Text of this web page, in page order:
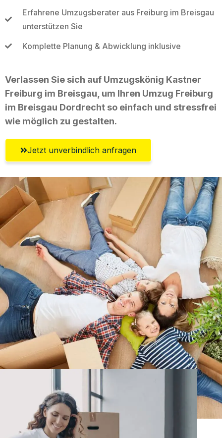
Erfahrene Umzugsberater aus Freiburg im Breisgau
unterstützen Sie
Komplette Planung & Abwicklung inklusive
Verlassen Sie sich auf Umzugskönig Kastner
Freiburg im Breisgau, um Ihren Umzug Freiburg
im Breisgau Dordrecht so einfach und stressfrei
wie möglich zu gestalten.
Jetzt unverbindlich anfragen